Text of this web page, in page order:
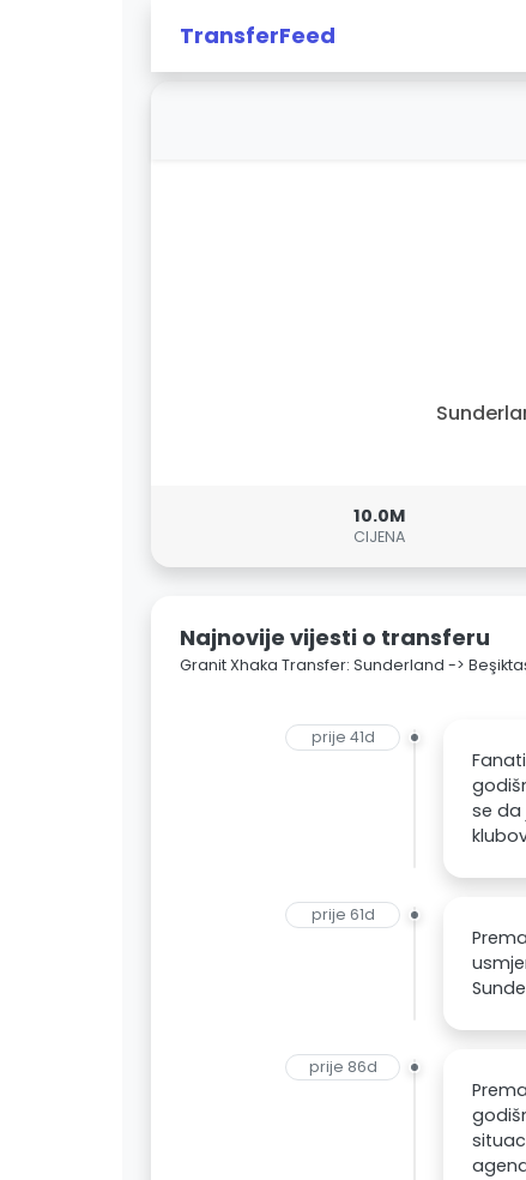
TransferFeed
10.0M
CIJENA
Najnovije vijesti o transferu
Granit Xhaka Transfer: Sunderland ->
prije 41d
se da
prije 61d
prije 86d